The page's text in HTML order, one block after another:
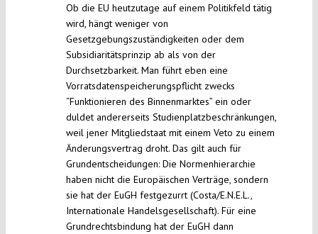
Ob die EU heutzutage auf einem Politikfeld tätig
wird, hängt weniger von
Gesetzgebungszuständigkeiten oder dem
Subsidiaritätsprinzip ab als von der
Durchsetzbarkeit. Man führt eben eine
Vorratsdatenspeicherungspflicht zwecks
“Funktionieren des Binnenmarktes” ein oder
duldet andererseits Studienplatzbeschränkungen,
weil jener Mitgliedstaat mit einem Veto zu einem
Änderungsvertrag droht. Das gilt auch für
Grundentscheidungen: Die Normenhierarchie
haben nicht die Europäischen Verträge, sondern
sie hat der EuGH festgezurrt (Costa/E.N.E.L.,
Internationale Handelsgesellschaft). Für eine
Grundrechtsbindung hat der EuGH dann